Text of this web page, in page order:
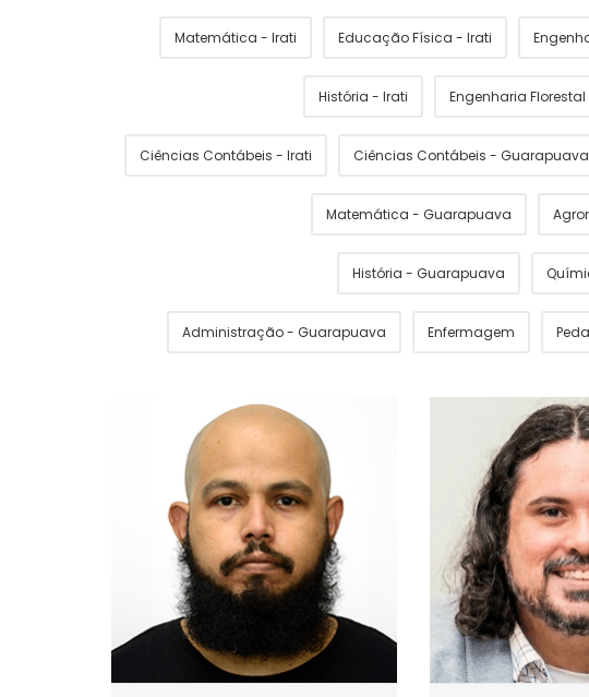
Matemática - Irati Educação Física - Irati
História - Irati Engenharia Florestal
Ciências Contábeis - Irati Ciências Contábeis - Guarapuava
Matemática - Guarapuava
História - Guarapuava
Administração - Guarapuava Enfermagem